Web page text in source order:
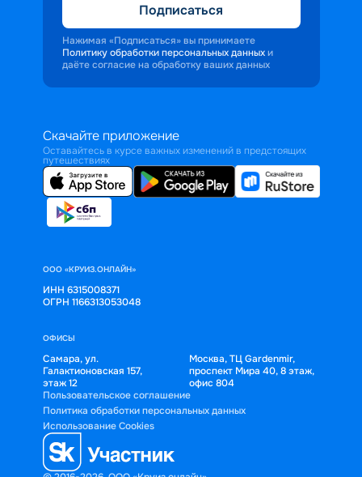
Подписаться
Нажимая «Подписаться» вы принимаете
Политику обработки персональных данных и
даёте согласие на обработку ваших данных
Скачайте приложение
Оставайтесь в курсе важных изменений в предстоящих
путешествиях
ООО «КРУИЗ.ОНЛАЙН»
ИНН 6315008371
ОГРН 1166313053048
ОФИСЫ
Самара, ул.
Галактионовская 157,
этаж 12
Москва, ТЦ Gardenmir,
проспект Мира 40, 8 этаж,
офис 804
Пользовательское соглашение
Политика обработки персональных данных
Использование Cookies